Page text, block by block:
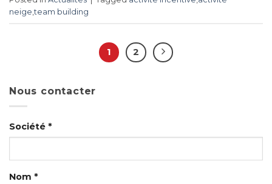
neige ,team building
1 2
Nous contacter
Société *
Nom *